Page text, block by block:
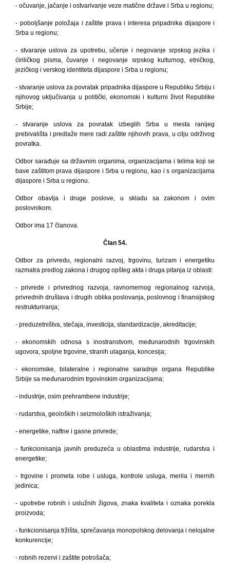
- očuvanje, jačanje i ostvarivanje veze matične države i Srba u regionu;
- poboljšanje položaja i zaštite prava i interesa pripadnika dijaspore i
Srba u regionu;
- stvaranje uslova za upotrebu, učenje i negovanje srpskog jezika i
ćiriličkog pisma, čuvanje i negovanje srpskog kulturnog, etničkog,
jezičkog i verskog identiteta dijaspore i Srba u regionu;
- stvaranje uslova za povratak pripadnika dijaspore u Republiku Srbiju i
njihovog uključivanja u politički, ekonomski i kulturni život Republike
Srbije;
- stvaranje uslova za povratak izbeglih Srba u mesta ranijeg
prebivališta i predlaže mere radi zaštite njihovih prava, u cilju održivog
povratka.
Odbor sarađuje sa državnim organima, organizacijama i telima koji se
bave zaštitom prava dijaspore i Srba u regionu, kao i s organizacijama
dijaspore i Srba u regionu.
Odbor obavlja i druge poslove, u skladu sa zakonom i ovim
poslovnikom.
Odbor ima 17 članova.
Član 54.
Odbor za privredu, regionalni razvoj, trgovinu, turizam i energetiku
razmatra predlog zakona i drugog opšteg akta i druga pitanja iz oblasti:
- privrede i privrednog razvoja, ravnomernog regionalnog razvoja,
privrednih društava i drugih oblika poslovanja, poslovnog i finansijskog
restrukturiranja;
- preduzetništva, stečaja, investicija, standardizacije, akreditacije;
- ekonomskih odnosa s inostranstvom, međunarodnih trgovinskih
ugovora, spoljne trgovine, stranih ulaganja, koncesija;
- ekonomske, bilateralne i regionalne saradnje organa Republike
Srbije sa međunarodnim trgovinskim organizacijama;
- industrije, osim prehrambene industrije;
- rudarstva, geoloških i seizmoloških istraživanja;
- energetike, naftne i gasne privrede;
- funkcionisanja javnih preduzeća u oblastima industrije, rudarstva i
energetike;
- trgovine i prometa robe i usluga, kontrole usluga, merila i mernih
jedinica;
- upotrebe robnih i uslužnih žigova, znaka kvaliteta i oznaka porekla
proizvoda;
- funkcionisanja tržišta, sprečavanja monopolskog delovanja i nelojalne
konkurencije;
- robnih rezervi i zaštite potrošača;